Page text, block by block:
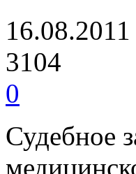
3104
0
Судебное